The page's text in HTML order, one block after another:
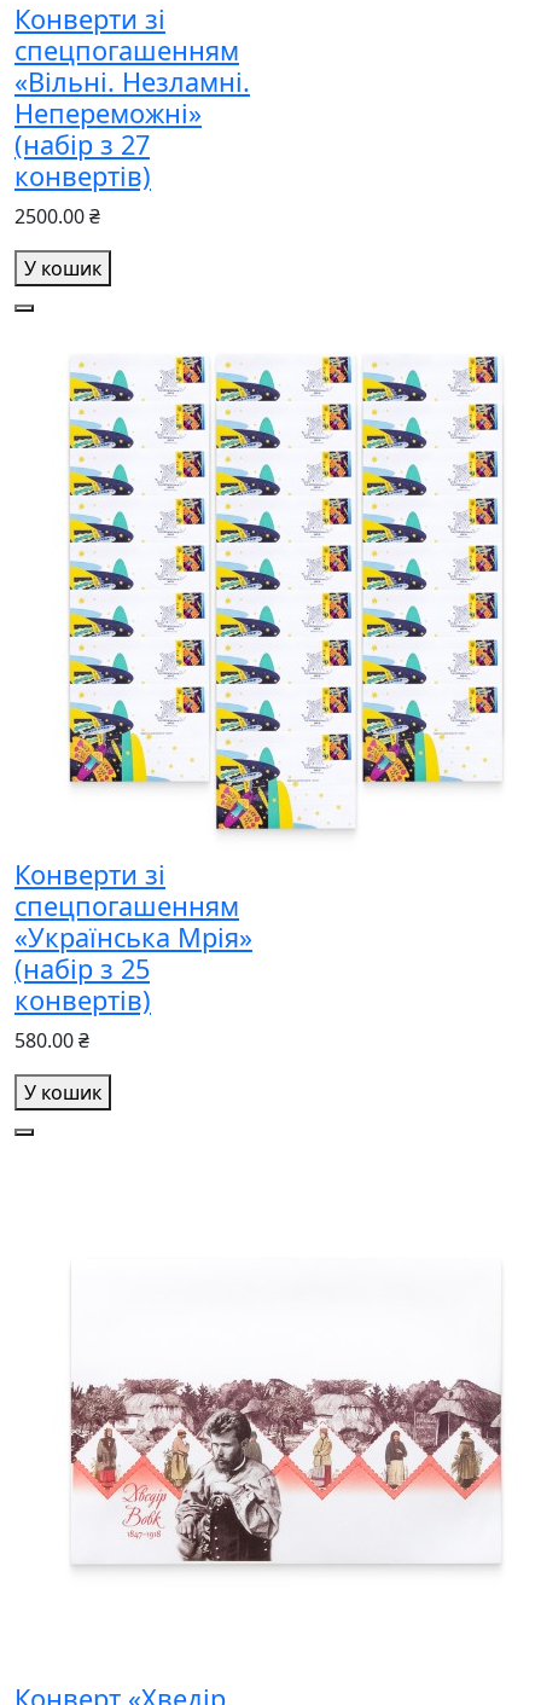
Конверти зі
спецпогашенням
«Вільні. Незламні.
Непереможні»
(набір з 27
конвертів)
2500.00 ₴
У кошик
Конверти зі
спецпогашенням
«Українська Мрія»
(набір з 25
конвертів)
580.00 ₴
У кошик